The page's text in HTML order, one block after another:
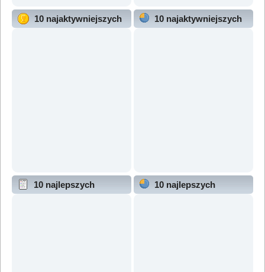
10 najaktywniejszych
10 najaktywniejszych
10 najlepszych
10 najlepszych